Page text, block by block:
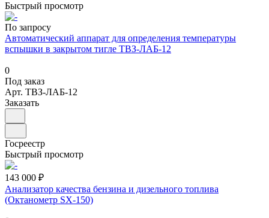
Быстрый просмотр
По запросу
Автоматический аппарат для определения температуры
вспышки в закрытом тигле ТВЗ-ЛАБ-12
0
Под заказ
Арт. ТВЗ-ЛАБ-12
Заказать
Госреестр
Быстрый просмотр
143 000 ₽
Анализатор качества бензина и дизельного топлива
(Октанометр SX-150)